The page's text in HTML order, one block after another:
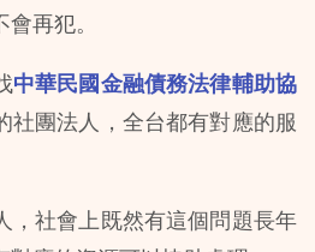
再犯。
中華民國金融債務法律輔助協
社團法人，全台都有對應的服
，社會上既然有這個問題長年